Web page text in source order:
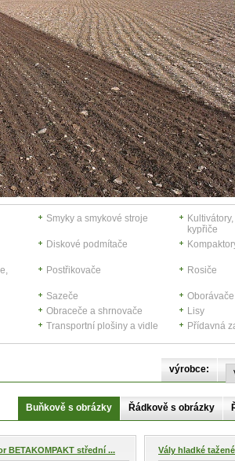
Smyky a smykové stroje
kypřiče
Diskové podmítače
Postřikovače Rosiče
Sazeče
Obraceče a shrnovače
Lisy
Transportní plošiny a vidle Přídavná
výrobce:
Buňkově s obrázky Řádkově s obrázky
BETAKOMPAKT střední ... Vály hladké